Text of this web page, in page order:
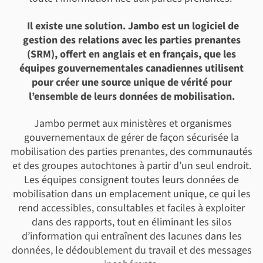
Il existe une solution. Jambo est un logiciel de
gestion des relations avec les parties prenantes
(SRM), offert en anglais et en français, que les
équipes gouvernementales canadiennes utilisent
pour créer une source unique de vérité pour
l’ensemble de leurs données de mobilisation.
Jambo permet aux ministères et organismes
gouvernementaux de gérer de façon sécurisée la
mobilisation des parties prenantes, des communautés
et des groupes autochtones à partir d’un seul endroit.
Les équipes consignent toutes leurs données de
mobilisation dans un emplacement unique, ce qui les
rend accessibles, consultables et faciles à exploiter
dans des rapports, tout en éliminant les silos
d’information qui entraînent des lacunes dans les
données, le dédoublement du travail et des messages